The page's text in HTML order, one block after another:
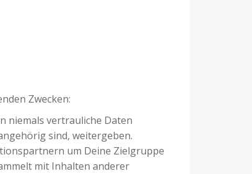
Zwecken:
niemals vertrauliche Daten
sind, weitergeben.
um Deine Zielgruppe
mit Inhalten anderer